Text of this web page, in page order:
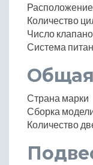
Количество
Число
Система
Страна марки
Сборка
Количество